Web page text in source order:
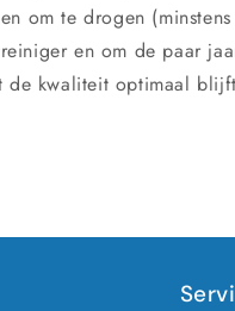
om te drogen (minstens
en om de paar
de kwaliteit optimaal